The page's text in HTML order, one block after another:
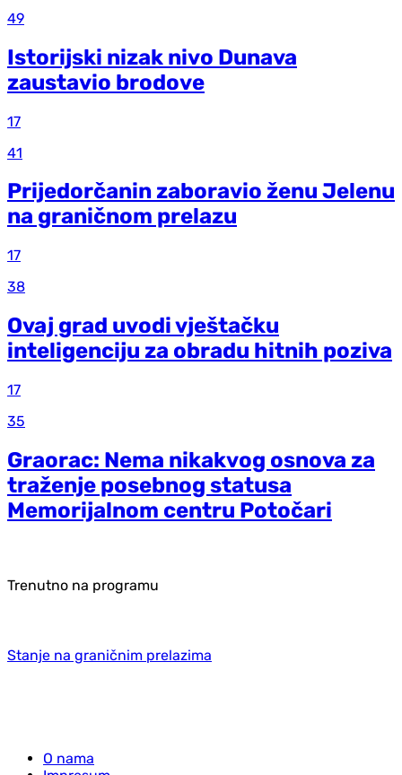
49
Istorijski nizak nivo Dunava
zaustavio brodove
17
41
Prijedorčanin zaboravio ženu Jelenu
na graničnom prelazu
17
38
Ovaj grad uvodi vještačku
inteligenciju za obradu hitnih poziva
17
35
Graorac: Nema nikakvog osnova za
traženje posebnog statusa
Memorijalnom centru Potočari
Trenutno na programu
Stanje na graničnim prelazima
O nama